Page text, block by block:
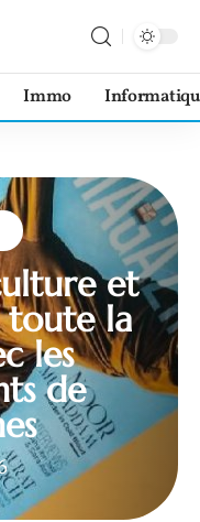
Immo
et
toute la
les
de